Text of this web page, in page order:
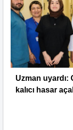
Uzman uyardı:
kalıcı hasar